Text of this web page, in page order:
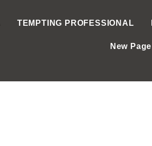
TEMPTING PROFESSIONAL
New Page